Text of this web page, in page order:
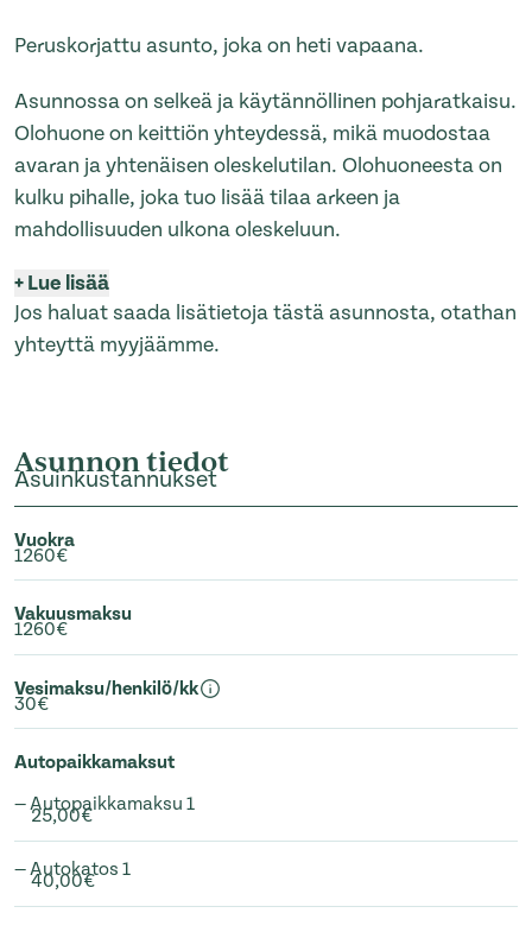
Peruskorjattu asunto, joka on heti vapaana.
Asunnossa on selkeä ja käytännöllinen pohjaratkaisu.
Olohuone on keittiön yhteydessä, mikä muodostaa
avaran ja yhtenäisen oleskelutilan. Olohuoneesta on
kulku pihalle, joka tuo lisää tilaa arkeen ja
mahdollisuuden ulkona oleskeluun.
+Lue lisää
Jos haluat saada lisätietoja tästä asunnosta, otathan
yhteyttä myyjäämme.
Asunnon tiedot
Asuinkustannukset
Vuokra
1260€
Vakuusmaksu
1260€
Vesimaksu/henkilö/kk
30€
Autopaikkamaksut
— Autopaikkamaksu 1
25,00€
— Autokatos 1
40,00€